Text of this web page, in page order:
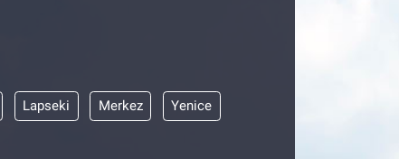
Lapseki Merkez Yenice